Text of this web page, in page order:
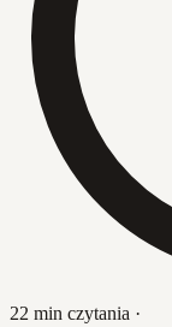
22 min czytania ·